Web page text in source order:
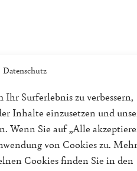
Datenschutz
Surferlebnis zu verbessern,
Inhalte einzusetzen und
Wenn Sie auf „Alle
von Cookies zu. Mehr
Cookies finden Sie in den